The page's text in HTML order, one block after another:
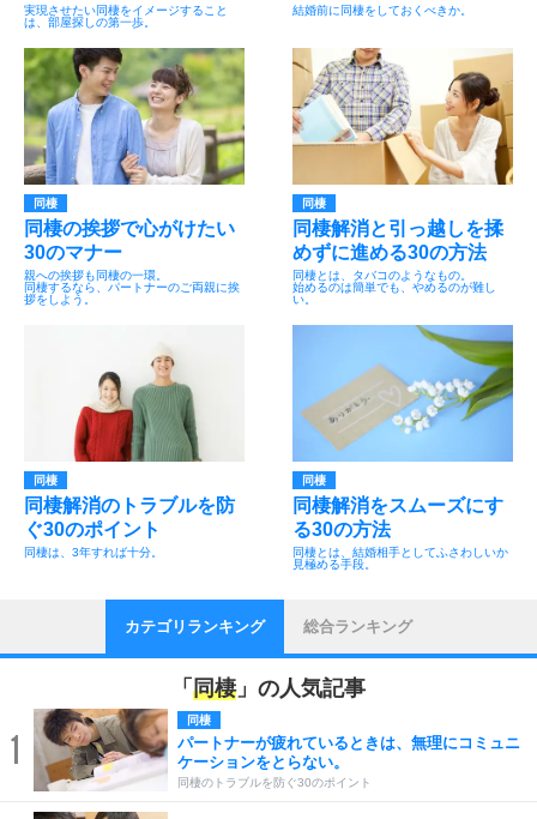
実現させたい同棲をイメージすること
は、部屋探しの第一歩。
結婚前に同棲をしておくべきか。
同棲
同棲の挨拶で心がけたい
30のマナー
親への挨拶も同棲の一環。
同棲するなら、パートナーのご両親に挨
拶をしよう。
同棲
同棲解消と引っ越しを揉
めずに進める30の方法
同棲とは、タバコのようなもの。
始めるのは簡単でも、やめるのが難し
い。
同棲
同棲解消のトラブルを防
ぐ30のポイント
同棲は、3年すれば十分。
同棲
同棲解消をスムーズにす
る30の方法
同棲とは、結婚相手としてふさわしいか
見極める手段。
カテゴリランキング 総合ランキング
「 同棲」の人気記事
1
同棲
パートナーが疲れているときは、無理にコミュニ
ケーションをとらない。
同棲のトラブルを防ぐ30のポイント